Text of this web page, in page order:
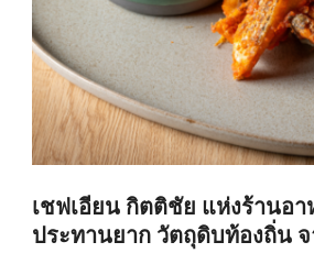
เชฟเอียน กิตติชัย แห่งร้านอ
ประทานยาก วัตถุดิบท้องถิ่น